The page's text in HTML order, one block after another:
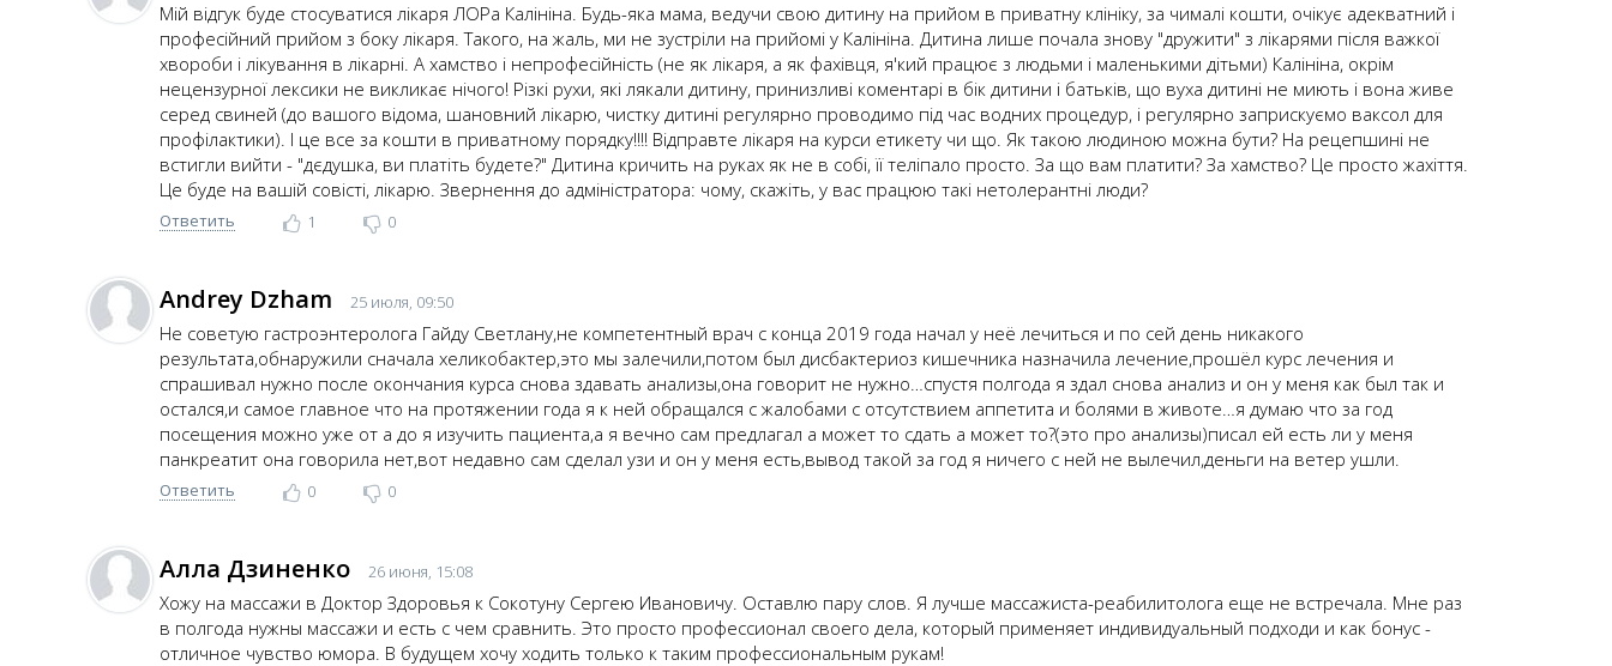
Мій відгук буде стосуватися лікаря ЛОРа Калініна. Будь-яка мама, ведучи свою дитину на прийом в приватну клініку, за чималі кошти, очікує адекватний і
професійний прийом з боку лікаря. Такого, на жаль, ми не зустріли на прийомі у Калініна. Дитина лише почала знову "дружити" з лікарями після важкої
хвороби і лікування в лікарні. А хамство і непрофесійність (не як лікаря, а як фахівця, я'кий працює з людьми і маленькими дітьми) Калініна, окрім
нецензурної лексики не викликає нічого! Різкі рухи, які лякали дитину, принизливі коментарі в бік дитини і батьків, що вуха дитині не миють і вона живе
серед свиней (до вашого відома, шановний лікарю, чистку дитині регулярно проводимо під час водних процедур, і регулярно заприскуємо ваксол для
профілактики). І це все за кошти в приватному порядку!!!! Відправте лікаря на курси етикету чи що. Як такою людиною можна бути? На рецепшині не
встигли вийти - "дєдушка, ви платіть будете?" Дитина кричить на руках як не в собі, її теліпало просто. За що вам платити? За хамство? Це просто жахіття.
Це буде на вашій совісті, лікарю. Звернення до адміністратора: чому, скажіть, у вас працюю такі нетолерантні люди?
Ответить 1 0
Andrey Dzham 25 июля, 09:50
Не советую гастроэнтеролога Гайду Светлану,не компетентный врач с конца 2019 года начал у неё лечиться и по сей день никакого
результата,обнаружили сначала хеликобактер,это мы залечили,потом был дисбактериоз кишечника назначила лечение,прошёл курс лечения и
спрашивал нужно после окончания курса снова здавать анализы,она говорит не нужно…спустя полгода я здал снова анализ и он у меня как был так и
остался,и самое главное что на протяжении года я к ней обращался с жалобами с отсутствием аппетита и болями в животе…я думаю что за год
посещения можно уже от а до я изучить пациента,а я вечно сам предлагал а может то сдать а может то?(это про анализы)писал ей есть ли у меня
панкреатит она говорила нет,вот недавно сам сделал узи и он у меня есть,вывод такой за год я ничего с ней не вылечил,деньги на ветер ушли.
Ответить 0 0
Алла Дзиненко 26 июня, 15:08
Хожу на массажи в Доктор Здоровья к Сокотуну Сергею Ивановичу. Оставлю пару слов. Я лучше массажиста-реабилитолога еще не встречала. Мне раз
в полгода нужны массажи и есть с чем сравнить. Это просто профессионал своего дела, который применяет индивидуальный подходи и как бонус -
отличное чувство юмора. В будущем хочу ходить только к таким профессиональным рукам!